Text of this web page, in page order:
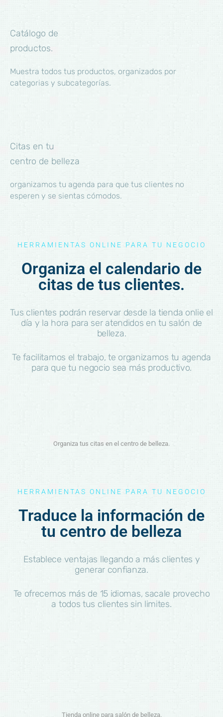
Catálogo de
productos.
Muestra todos tus productos, organizados por
categorias y subcategorías.
Citas en tu
centro de belleza
organizamos tu agenda para que tus clientes no
esperen y se sientas cómodos.
HERRAMIENTAS ONLINE PARA TU NEGOCIO
Organiza el calendario de
citas de tus clientes.
Tus clientes podrán reservar desde la tienda onlie el
día y la hora para ser atendidos en tu salón de
belleza.
Te facilitamos el trabajo, te organizamos tu agenda
para que tu negocio sea más productivo.
Organiza tus citas en el centro de belleza.
HERRAMIENTAS ONLINE PARA TU NEGOCIO
Traduce la información de
tu centro de belleza
Establece ventajas llegando a más clientes y
generar confianza.
Te ofrecemos más de 15 idiomas, sacale provecho
a todos tus clientes sin limites.
Tienda online para salón de belleza.